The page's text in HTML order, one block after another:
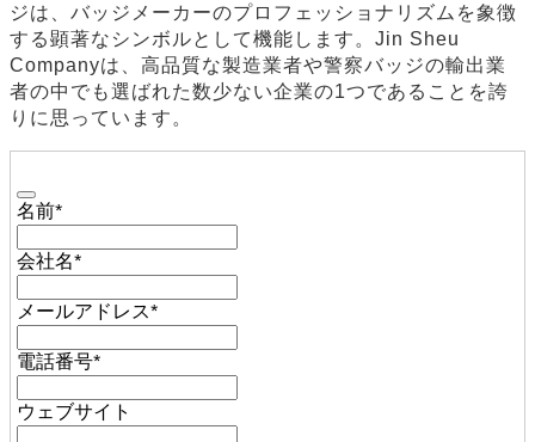
ジは、バッジメーカーのプロフェッショナリズムを象徴
する顕著なシンボルとして機能します。Jin Sheu
Companyは、高品質な製造業者や警察バッジの輸出業
者の中でも選ばれた数少ない企業の1つであることを誇
りに思っています。
名前*
会社名*
メールアドレス*
電話番号*
ウェブサイト